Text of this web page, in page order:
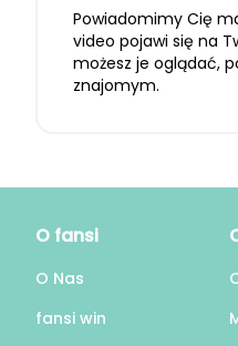
Powiadomimy Cię
video pojawi się na
możesz je oglądać,
znajomym.
O fansi
O Nas
fansi win